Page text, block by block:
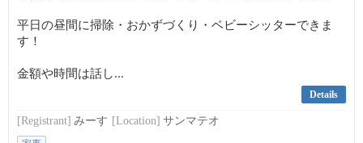
平日の昼間に掃除・おかずづくり・ベビーシッターできま
す！
金額や時間は話し...
Details
[Registrant] みーす [Location] サンマテオ